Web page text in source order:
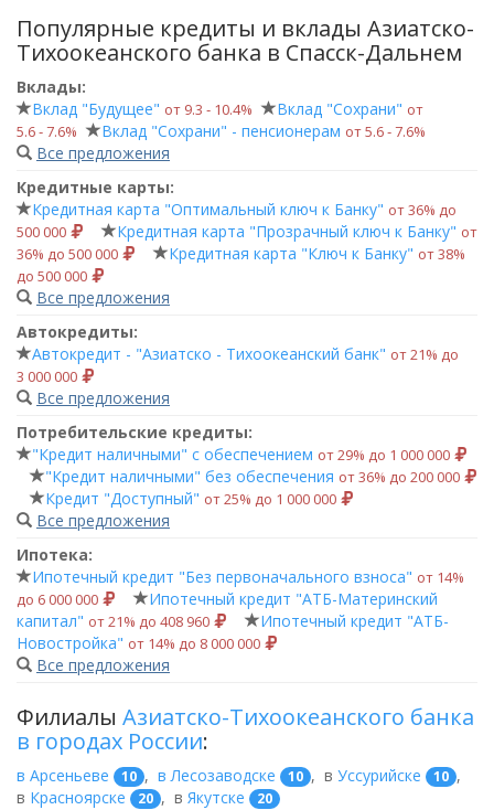
Популярные кредиты и вклады Азиатско-
Тихоокеанского банка в Спасск-Дальнем
Вклады:
Вклад "Будущее" от 9.3 ‑ 10.4% Вклад "Сохрани" от
5.6 ‑ 7.6%
Вклад "Сохрани" - пенсионерам от 5.6 ‑ 7.6%
Все предложения
Кредитные карты:
Кредитная карта "Оптимальный ключ к Банку" от 36% до
500 000
Кредитная карта "Прозрачный ключ к Банку" от
36% до 500 000
Кредитная карта "Ключ к Банку" от 38%
до 500 000
Все предложения
Автокредиты:
Автокредит - "Азиатско - Тихоокеанский банк" от 21% до
3 000 000
Все предложения
Потребительские кредиты:
"Кредит наличными" с обеспечением от 29% до 1 000 000
"Кредит наличными" без обеспечения от 36% до 200 000
Кредит "Доступный" от 25% до 1 000 000
Все предложения
Ипотека:
Ипотечный кредит "Без первоначального взноса" от 14%
до 6 000 000
Ипотечный кредит "АТБ-Материнский
капитал" от 21% до 408 960
Ипотечный кредит "АТБ-
Новостройка" от 14% до 8 000 000
Все предложения
Филиалы Азиатско-Тихоокеанского банка
в городах России:
в Арсеньеве 10 , в Лесозаводске 10 , в Уссурийске 10 ,
в Красноярске 20 , в Якутске 20